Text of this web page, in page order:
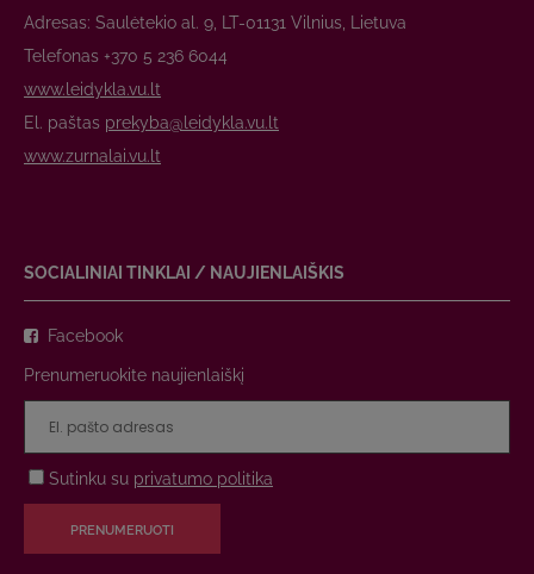
Adresas: Saulėtekio al. 9, LT-01131 Vilnius, Lietuva
Telefonas +370 5 236 6044
www.leidykla.vu.lt
El. paštas prekyba@leidykla.vu.lt
www.zurnalai.vu.lt
SOCIALINIAI TINKLAI / NAUJIENLAIŠKIS
Facebook
Prenumeruokite naujienlaiškį
Sutinku su privatumo politika
PRENUMERUOTI